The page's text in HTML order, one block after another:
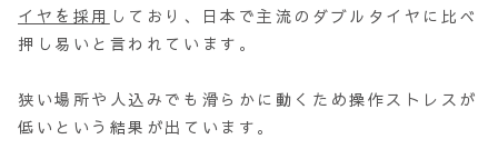
イヤを採用 しており、日本で主流のダブルタイヤに比べ
押し易いと言われています。
狭い場所や人込みでも滑らかに動くため操作ストレスが
低いという結果が出ています。